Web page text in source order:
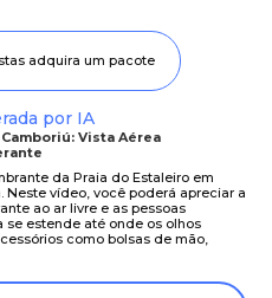
adquira um pacote
por IA
Vista Aérea
da Praia do Estaleiro em
Neste vídeo, você poderá apreciar a
ao ar livre e as pessoas
se estende até onde os olhos
como bolsas de mão,